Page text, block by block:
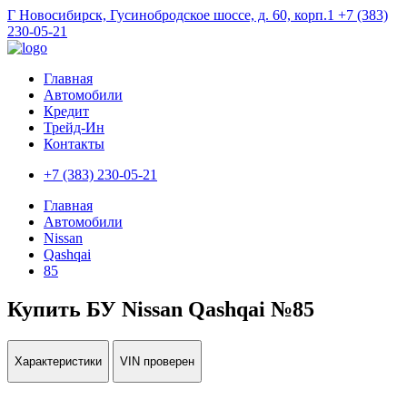
Г Новосибирск, Гусинобродское шоссе, д. 60, корп.1 +7 (383)
230-05-21
Главная
Автомобили
Кредит
Трейд-Ин
Контакты
+7 (383) 230-05-21
Главная
Автомобили
Nissan
Qashqai
85
Купить БУ Nissan Qashqai №85
Характеристики VIN проверен